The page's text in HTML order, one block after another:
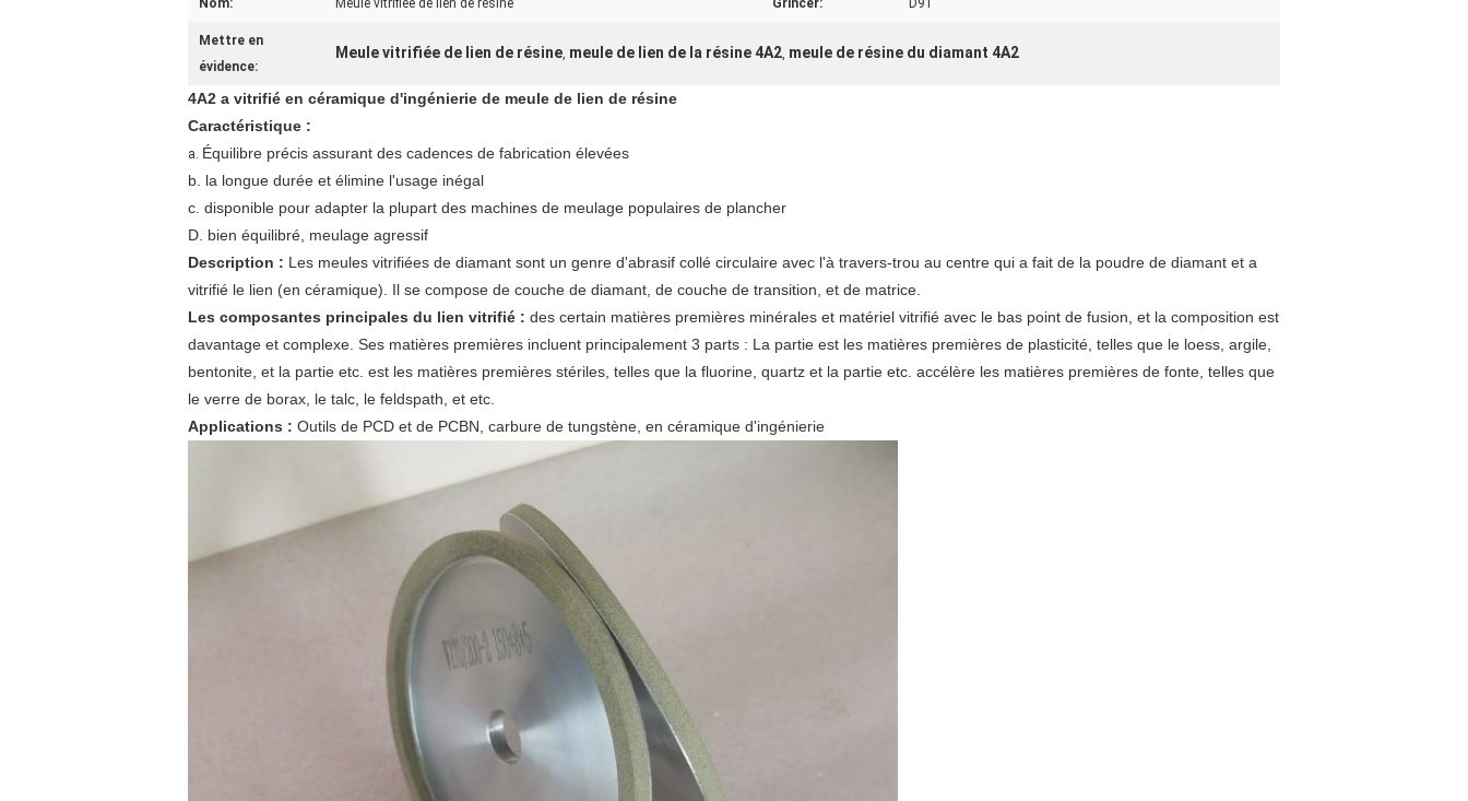
Nom: Meule vitrifiée de lien de résine Grincer: D91
Mettre en
évidence:
Meule vitrifiée de lien de résine, meule de lien de la résine 4A2, meule de résine du diamant 4A2
4A2 a vitrifié en céramique d'ingénierie de meule de lien de résine
Caractéristique :
a. Équilibre précis assurant des cadences de fabrication élevées
b. la longue durée et élimine l'usage inégal
c. disponible pour adapter la plupart des machines de meulage populaires de plancher
D. bien équilibré, meulage agressif
Description : Les meules vitrifiées de diamant sont un genre d'abrasif collé circulaire avec l'à travers-trou au centre qui a fait de la poudre de diamant et a
vitrifié le lien (en céramique). Il se compose de couche de diamant, de couche de transition, et de matrice.
Les composantes principales du lien vitrifié : des certain matières premières minérales et matériel vitrifié avec le bas point de fusion, et la composition est
davantage et complexe. Ses matières premières incluent principalement 3 parts : La partie est les matières premières de plasticité, telles que le loess, argile,
bentonite, et la partie etc. est les matières premières stériles, telles que la fluorine, quartz et la partie etc. accélère les matières premières de fonte, telles que
le verre de borax, le talc, le feldspath, et etc.
Applications : Outils de PCD et de PCBN, carbure de tungstène, en céramique d'ingénierie